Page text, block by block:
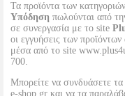
Τα προϊόντα των κατηγοριών
Υπόδηση πωλούνται από
σε συνεργασία με το site
οι εγγυήσεις των προϊόντων
μέσα από το site
700.
Μπορείτε να συνδυάσετε
e-shop.gr και να τα